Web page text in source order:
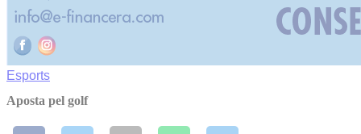
Esports
Aposta pel golf